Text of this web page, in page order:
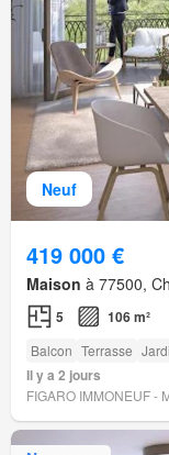
Neuf
419 000 €
Maison à 77500,
5 106 m²
Balcon Terrasse
Il y a 2 jours
FIGARO IMMONEUF -